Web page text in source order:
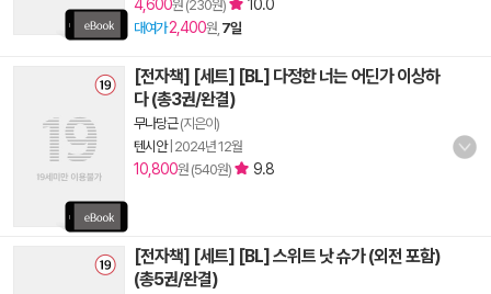
4,600원 (230원) 10.0
대여가 2,400원, 7일
[전자책] [세트] [BL] 다정한 너는 어딘가 이상하
다 (총3권/완결)
무나당근(지은이)
텐시안| 2024년 12월
10,800원 (540원) 9.8
[전자책] [세트] [BL] 스위트 낫 슈가 (외전 포함)
(총5권/완결)